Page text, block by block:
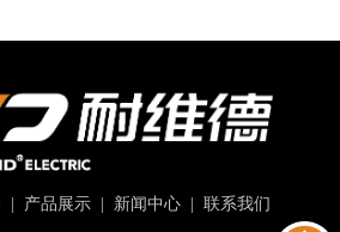
产品展示| 新闻中心| 联系我们